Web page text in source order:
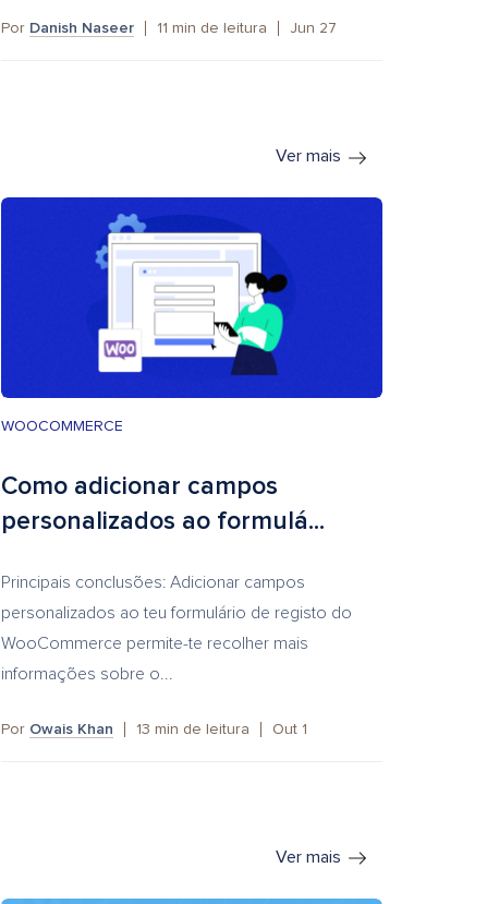
Por Danish Naseer 11 min de leitura Jun 27
Ver mais
WOOCOMMERCE
Como adicionar campos
personalizados ao formulá...
Principais conclusões: Adicionar campos
personalizados ao teu formulário de registo do
WooCommerce permite-te recolher mais
informações sobre o...
Por Owais Khan 13 min de leitura Out 1
Ver mais